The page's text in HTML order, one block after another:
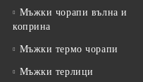
Мъжки чорапи вълна и
коприна
Мъжки термо чорапи
Мъжки терлици